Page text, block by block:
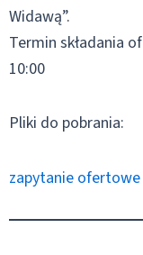
Widawą”.
Termin składania
10:00
Pliki do pobrania:
zapytanie